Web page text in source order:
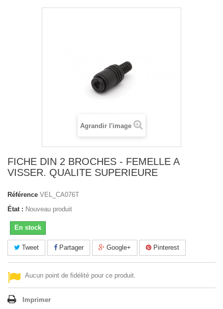
Agrandir l'image
FICHE DIN 2 BROCHES - FEMELLE A
VISSER. QUALITE SUPERIEURE
Référence VEL_CA076T
État : Nouveau produit
En stock
Tweet Partager Google+ Pinterest
Aucun point de fidélité pour ce produit.
Imprimer